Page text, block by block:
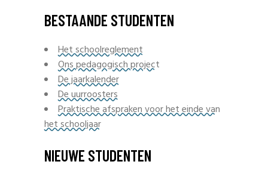
BESTAANDE STUDENTEN
Het schoolreglement
Ons pedagogisch project
De jaarkalender
De uurroosters
Praktische afspraken voor het einde van
het schooljaar
NIEUWE STUDENTEN